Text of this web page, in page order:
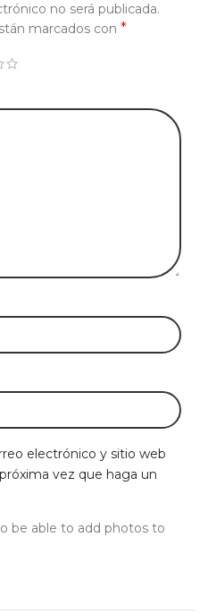
no será publicada.
marcados con *
electrónico y sitio web
vez que haga un
be able to add photos to